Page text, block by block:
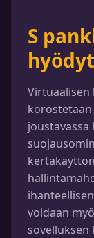
S
hyödyt
Virtuaalisen
korostetaan
joustavassa
voidaan
sovelluksen